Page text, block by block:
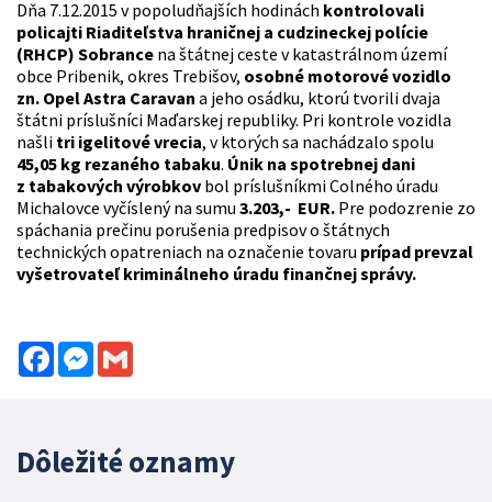
Dňa 7.12.2015 v popoludňajších hodinách kontrolovali
policajti Riaditeľstva hraničnej a cudzineckej polície
(RHCP) Sobrance na štátnej ceste v katastrálnom území
obce Pribenik, okres Trebišov, osobné motorové vozidlo
zn. Opel Astra Caravan a jeho osádku, ktorú tvorili dvaja
štátni príslušníci Maďarskej republiky. Pri kontrole vozidla
našli tri igelitové vrecia, v ktorých sa nachádzalo spolu
45,05 kg rezaného tabaku. Únik na spotrebnej dani
z tabakových výrobkov bol príslušníkmi Colného úradu
Michalovce vyčíslený na sumu 3.203,- EUR. Pre podozrenie zo
spáchania prečinu porušenia predpisov o štátnych
technických opatreniach na označenie tovaru prípad prevzal
vyšetrovateľ kriminálneho úradu finančnej správy.
FacebookMessenger
Dôležité oznamy